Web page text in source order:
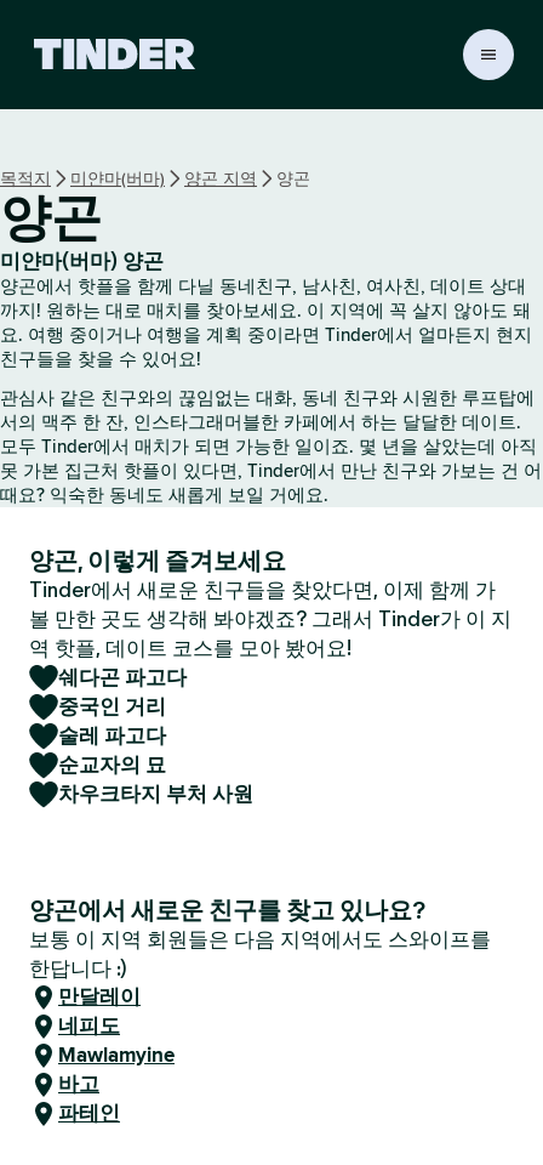
r
목적지 미얀마(버마) 양곤 지역 양곤
양곤
미얀마(버마) 양곤
양곤에서 핫플을 함께 다닐 동네친구, 남사친, 여사친, 데이트 상대
까지! 원하는 대로 매치를 찾아보세요. 이 지역에 꼭 살지 않아도 돼
요. 여행 중이거나 여행을 계획 중이라면 Tinder에서 얼마든지 현지
친구들을 찾을 수 있어요!
관심사 같은 친구와의 끊임없는 대화, 동네 친구와 시원한 루프탑에
서의 맥주 한 잔, 인스타그래머블한 카페에서 하는 달달한 데이트.
모두 Tinder에서 매치가 되면 가능한 일이죠. 몇 년을 살았는데 아직
못 가본 집근처 핫플이 있다면, Tinder에서 만난 친구와 가보는 건 어
때요? 익숙한 동네도 새롭게 보일 거에요.
양곤, 이렇게 즐겨보세요
Tinder에서 새로운 친구들을 찾았다면, 이제 함께 가
볼 만한 곳도 생각해 봐야겠죠? 그래서 Tinder가 이 지
역 핫플, 데이트 코스를 모아 봤어요!
쉐다곤 파고다
중국인 거리
술레 파고다
순교자의 묘
차우크타지 부처 사원
양곤에서 새로운 친구를 찾고 있나요?
보통 이 지역 회원들은 다음 지역에서도 스와이프를
한답니다 :)
만달레이
네피도
Mawlamyine
바고
파테인